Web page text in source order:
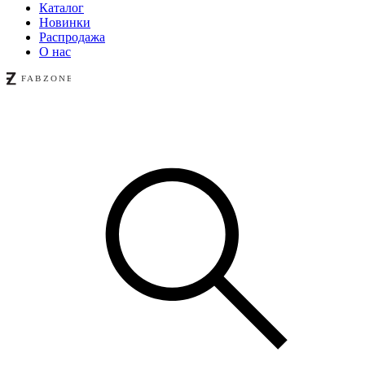
Каталог
Новинки
Распродажа
О нас